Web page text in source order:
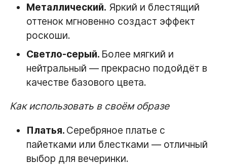
Металлический. Яркий и блестящий
оттенок мгновенно создаст эффект
роскоши.
Светло-серый. Более мягкий и
нейтральный — прекрасно подойдёт в
качестве базового цвета.
Как использовать в своём образе
Платья. Серебряное платье с
пайетками или блестками — отличный
выбор для вечеринки.